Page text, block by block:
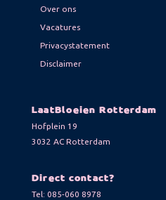
Over ons
Vacatures
Privacystatement
Disclaimer
LaatBloeien Rotterdam
Hofplein 19
3032 AC Rotterdam
Direct contact?
Tel: 085-060 8978